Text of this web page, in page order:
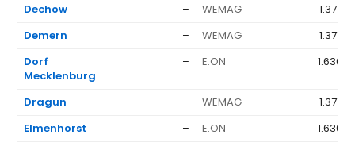
Dechow
– WEMAG
1.377 €
Demern
– WEMAG
1.377 €
Dorf
Mecklenburg
– E.ON 1.636 €
Dragun – WEMAG
1.377 €
Elmenhorst
– E.ON
1.636 €